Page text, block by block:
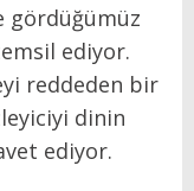
gördüğümüz
ediyor.
reddeden bir
dinin
ediyor.